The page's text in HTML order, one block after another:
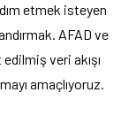
etmek isteyen
AFAD ve
veri akışı
amaçlıyoruz.